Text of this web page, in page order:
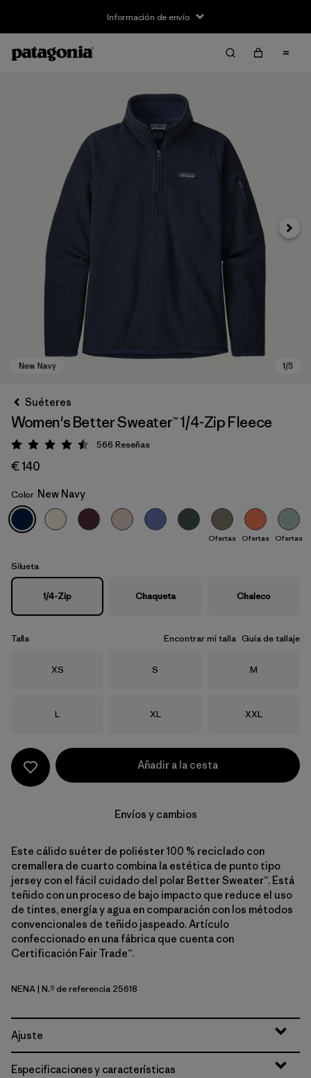
Información de envío
New Navy
Suéteres
Women's Better Sweater™ 1/4-Zip Fleece
Puntuación: 4.5 / 5
566 Reseñas
€ 140
Color New Navy
Ofertas Ofertas Ofertas
Silueta
1/4-Zip Chaqueta Chaleco
Talla Encontrar mi talla Guía de tallaje
Talla
XS Talla
S Talla
M
Talla
L Talla
XL Talla
XXL
Añadir a la cesta
Envíos y cambios
Este cálido suéter de poliéster 100 % reciclado con
cremallera de cuarto combina la estética de punto tipo
jersey con el fácil cuidado del polar Better Sweater™. Está
teñido con un proceso de bajo impacto que reduce el uso
de tintes, energía y agua en comparación con los métodos
convencionales de teñido jaspeado. Artículo
confeccionado en una fábrica que cuenta con
Certificación Fair Trade™.
New Navy
NENA| N.º de referencia 25618
Ajuste
Especificaciones y características